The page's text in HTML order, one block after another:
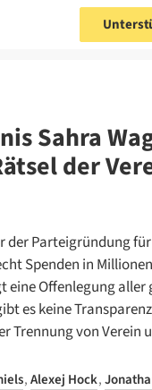
Sahra
der
der Parteigründung
Spenden in
eine Offenlegung aller
es keine
Trennung von Verein
,Alexej Hock,